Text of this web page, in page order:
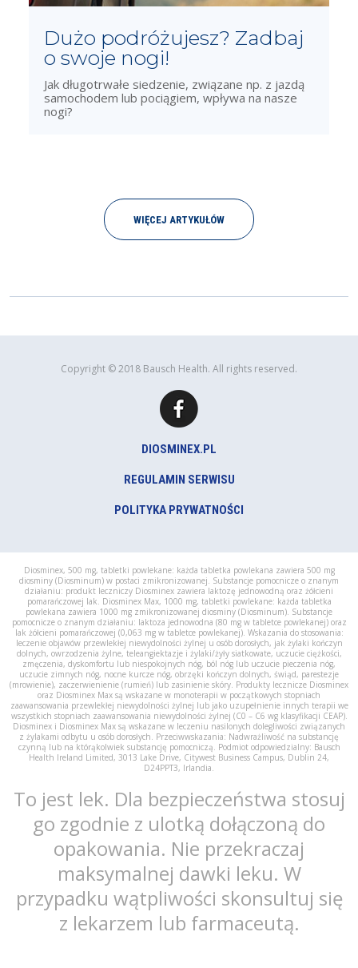
Dużo podróżujesz? Zadbaj
o swoje nogi!
Jak długotrwałe siedzenie, związane np. z jazdą
samochodem lub pociągiem, wpływa na nasze
nogi?
WIĘCEJ ARTYKUŁÓW
Copyright © 2018 Bausch Health. All rights reserved.
DIOSMINEX.PL
REGULAMIN SERWISU
POLITYKA PRYWATNOŚCI
Diosminex, 500 mg, tabletki powlekane: każda tabletka powlekana zawiera 500 mg
diosminy (Diosminum) w postaci zmikronizowanej. Substancje pomocnicze o znanym
działaniu: produkt leczniczy Diosminex zawiera laktozę jednowodną oraz żółcieni
pomarańczowej lak. Diosminex Max, 1000 mg, tabletki powlekane: każda tabletka
powlekana zawiera 1000 mg zmikronizowanej diosminy (Diosminum). Substancje
pomocnicze o znanym działaniu: laktoza jednowodna (80 mg w tabletce powlekanej) oraz
lak żółcieni pomarańczowej (0,063 mg w tabletce powlekanej). Wskazania do stosowania:
leczenie objawów przewlekłej niewydolności żylnej u osób dorosłych, jak żylaki kończyn
dolnych, owrzodzenia żylne, teleangiektazje i żylaki/żyły siatkowate, uczucie ciężkości,
zmęczenia, dyskomfortu lub niespokojnych nóg, ból nóg lub uczucie pieczenia nóg,
uczucie zimnych nóg, nocne kurcze nóg, obrzęki kończyn dolnych, świąd, parestezje
(mrowienie), zaczerwienienie (rumień) lub zasinienie skóry. Produkty lecznicze Diosminex
oraz Diosminex Max są wskazane w monoterapii w początkowych stopniach
zaawansowania przewlekłej niewydolności żylnej lub jako uzupełnienie innych terapii we
wszystkich stopniach zaawansowania niewydolności żylnej (C0 – C6 wg klasyfikacji CEAP).
Diosminex i Diosminex Max są wskazane w leczeniu nasilonych dolegliwości związanych
z żylakami odbytu u osób dorosłych. Przeciwwskazania: Nadwrażliwość na substancję
czynną lub na którąkolwiek substancję pomocniczą. Podmiot odpowiedzialny: Bausch
Health Ireland Limited, 3013 Lake Drive, Citywest Business Campus, Dublin 24,
D24PPT3, Irlandia.
To jest lek. Dla bezpieczeństwa stosuj
go zgodnie z ulotką dołączoną do
opakowania. Nie przekraczaj
maksymalnej dawki leku. W
przypadku wątpliwości skonsultuj się
z lekarzem lub farmaceutą.